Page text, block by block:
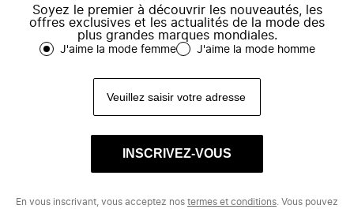
Soyez le premier à découvrir les nouveautés, les
offres exclusives et les actualités de la mode des
plus grandes marques mondiales.
J'aime la mode femme J'aime la mode homme
INSCRIVEZ-VOUS
En vous inscrivant, vous acceptez nos termes et conditions . Vous pouvez